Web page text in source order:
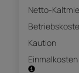
Netto-
Kaution
Einmalkosten